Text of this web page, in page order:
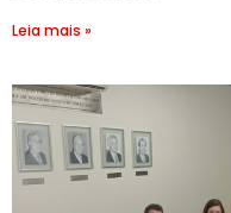
Leia mais »